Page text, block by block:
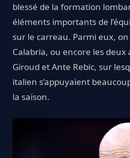
blessé de la formation
éléments importants de
sur le carreau. Parmi eux,
Calabria, ou encore les
Giroud et Ante Rebic, sur
italien s’appuyaient
la saison.